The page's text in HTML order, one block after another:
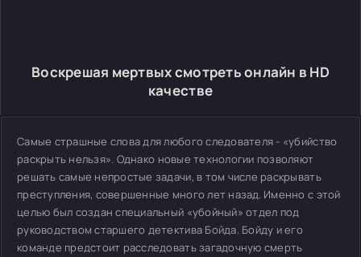
Воскрешая мертвых смотреть онлайн в HD
качестве
Самые страшные слова для любого следователя - «убийство
раскрыть нельзя». Однако новые технологии позволяют
решать самые непростые задачи, в том числе раскрывать
преступления, совершенные много лет назад. Именно с этой
целью был создан специальный «убойный» отдел под
руководством старшего детектива Бойда. Бойду и его
команде предстоит расследовать загадочную смерть